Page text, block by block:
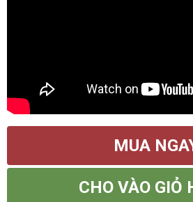
MUA
CHO VÀO GIỎ